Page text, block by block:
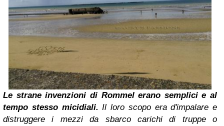
Le strane invenzioni di Rommel erano semplici e al
tempo stesso micidiali. Il loro scopo era d'impalare e
distruggere i mezzi da sbarco carichi di truppe o